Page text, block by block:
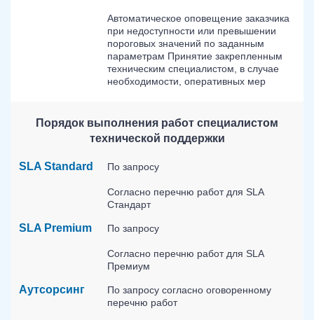
Автоматическое оповещение заказчика
при недоступности или превышении
пороговых значений по заданным
параметрам Принятие закрепленным
техническим специалистом, в случае
необходимости, оперативных мер
Порядок выполнения работ специалистом
технической поддержки
SLA Standard По запросу
Согласно перечню работ для SLA
Стандарт
SLA Premium По запросу
Согласно перечню работ для SLA
Премиум
Аутсорсинг
По запросу согласно оговоренному
перечню работ